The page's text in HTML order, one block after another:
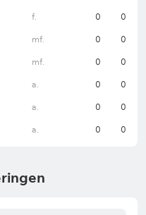
f. 0 0
mf. 0 0
mf. 0 0
a. 0 0
a. 0 0
a. 0 0